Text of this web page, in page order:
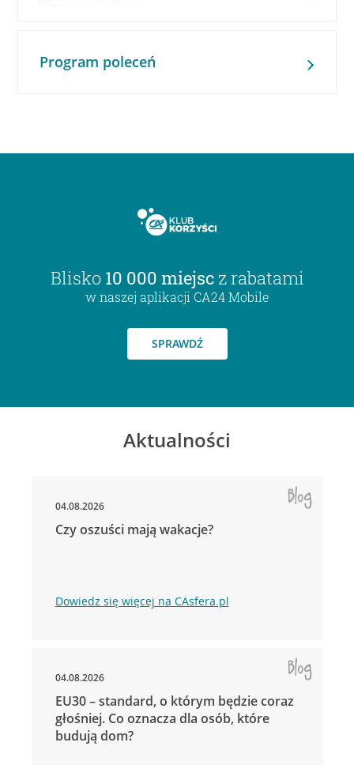
Program poleceń
Blisko 10 000 miejsc z rabatami
w naszej aplikacji CA24 Mobile
SPRAWDŹ
Aktualności
04.08.2026
Czy oszuści mają wakacje?
Dowiedz się więcej na CAsfera.pl
04.08.2026
EU30 – standard, o którym będzie coraz
głośniej. Co oznacza dla osób, które
budują dom?